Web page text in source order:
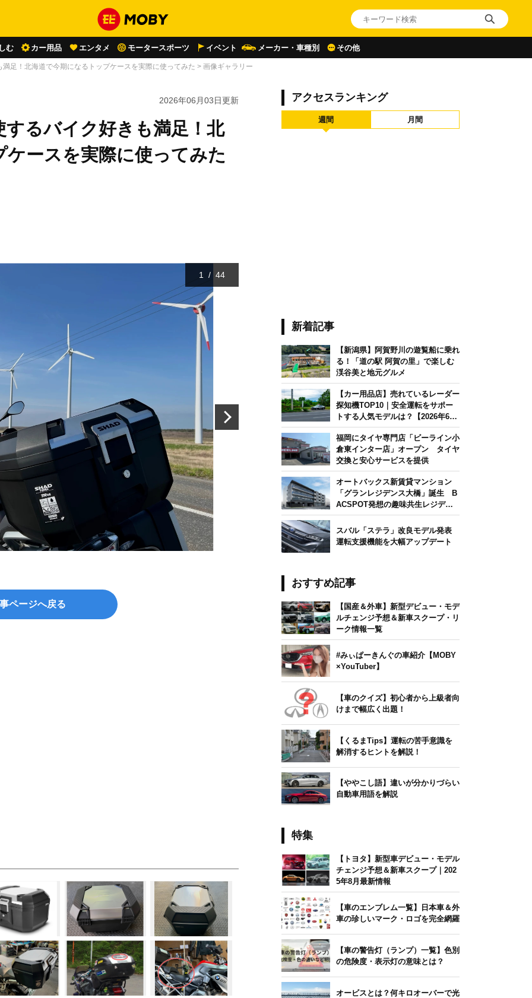
む カー用品 エンタメ モータースポーツ イベント メーカー・車種別 その他
足！北海道で今期になるトップケースを実際に使ってみた > 画像ギャラリー
2026年06月03日更新
るバイク好きも満足！北
ースを実際に使ってみた
1 / 44
ページへ戻る
アクセスランキング
週間 月間
新着記事
【新潟県】阿賀野川の遊覧船に乗れ
る！「道の駅 阿賀の里」で楽しむ
渓谷美と地元グルメ
【カー用品店】売れているレーダー
探知機TOP10｜安全運転をサポー
トする人気モデルは？【2026年6月
版】
福岡にタイヤ専門店「ビーライン小
倉東インター店」オープン タイヤ
交換と安心サービスを提供
オートバックス新賃貸マンション
「グランレジデンス大橋」誕生 B
ACSPOT発想の趣味共生レジデン
ス
スバル「ステラ」改良モデル発表
運転支援機能を大幅アップデート
おすすめ記事
【国産＆外車】新型デビュー・モデ
ルチェンジ予想＆新車スクープ・リ
ーク情報一覧
#みぃぱーきんぐの車紹介【MOBY
×YouTuber】
【車のクイズ】初心者から上級者向
けまで幅広く出題！
【くるまTips】運転の苦手意識を
解消するヒントを解説！
【ややこし語】違いが分かりづらい
自動車用語を解説
特集
【トヨタ】新型車デビュー・モデル
チェンジ予想＆新車スクープ｜202
5年8月最新情報
【車のエンブレム一覧】日本車＆外
車の珍しいマーク・ロゴを完全網羅
【車の警告灯（ランプ）一覧】色別
の危険度・表示灯の意味とは？
オービスとは？何キロオーバーで光